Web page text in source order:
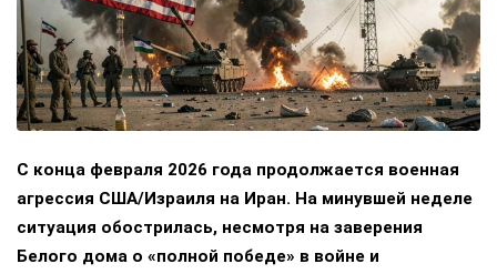
С конца февраля 2026 года продолжается военная
агрессия США/Израиля на Иран. На минувшей неделе
ситуация обострилась, несмотря на заверения
Белого дома о «полной победе» в войне и